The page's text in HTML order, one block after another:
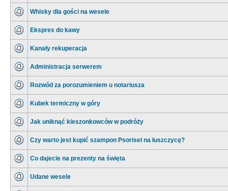
Whisky dla gości na wesele
Ekspres do kawy
Kanały rekuperacja
Administracja serwerem
Rozwód za porozumieniem u notariusza
Kubek termiczny w góry
Jak uniknąć kieszonkowców w podróży
Czy warto jest kupić szampon Psorisel na łuszczycę?
Co dajecie na prezenty na święta
Udane wesele